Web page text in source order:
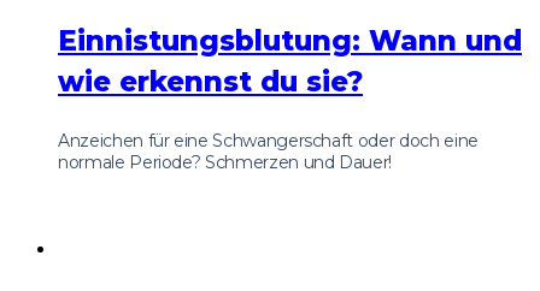
Einnistungsblutung: Wann und
wie erkennst du sie?
Anzeichen für eine Schwangerschaft oder doch eine
normale Periode? Schmerzen und Dauer!